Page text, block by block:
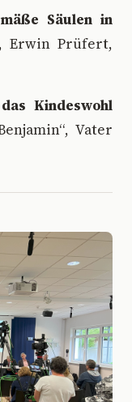
Säulen in
, Erwin Prüfert,
Kindeswohl
Vater